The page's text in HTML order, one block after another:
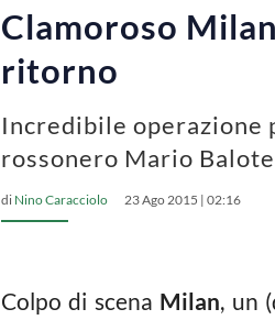
Clamoroso
ritorno
Incredibile operazione
rossonero Mario
di Nino Caracciolo 23 Ago 2015 | 02:16
Colpo di scena Milan, un